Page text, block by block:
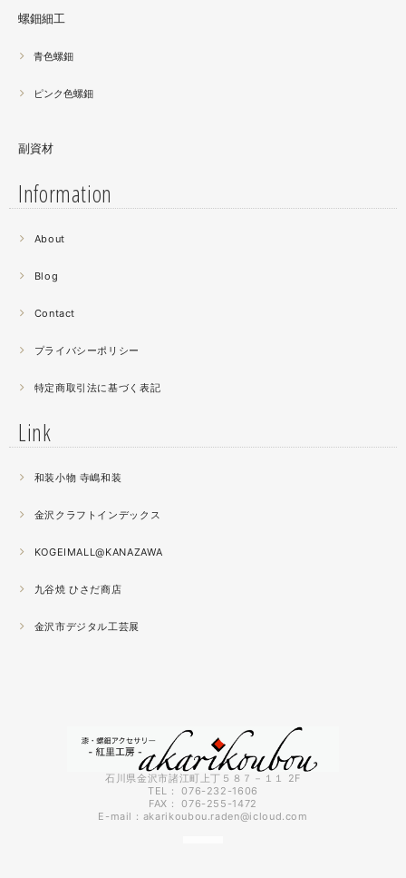
螺鈿細工の工程。青みの強い鮑貝を使ってステンドグラス
曲面に螺鈿するためには貝も小さなカケラを使う必要が...
昔作った２０００ピースのジグソーパズルを思い出す。ひ
薔薇のブローチ木地制作中。
薄く作らねば。。。パキッとやってしまったときの悲しさ
秋の催事シーズンに向けてまた木地を作り始めました。
2021.04
いの桜が満開になりました。
で石川県地場産業振興センター本館１階にて開催です。石
川県内で活動する５０歳未満の作り手６０人による展示会
螺鈿細工
青色螺鈿
ピンク色螺鈿
副資材
Information
About
Blog
Contact
プライバシーポリシー
特定商取引法に基づく表記
Link
和装小物 寺嶋和装
金沢クラフトインデックス
KOGEIMALL@KANAZAWA
九谷焼 ひさだ商店
金沢市デジタル工芸展
石川県金沢市諸江町上丁５８７－１１ 2F
TEL： 076-232-1606
FAX： 076-255-1472
E-mail： akarikoubou.raden@icloud.com